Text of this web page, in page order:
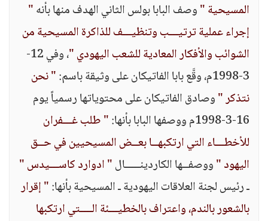
المسيحية "وصف البابا بولس الثاني الهدف منها بأنه"
إجراء عملية ترتيـــب وتنظيـــف للذاكرة المسيحية من
الشوائب والأفكار المعادية للشعب اليهودي "
، وفي 12-
3-1998م، وقَّع بابا الفاتيكان على وثيقة باسم:
" نحن
نتذكر "وصادق الفاتيكان على محتوياتها رسمياً يوم
16-3-1998م ووصفها البابا بأنها:
" طلب غـــفران
للأخطـــاء التي ارتكبهــا بعــض المسيحيين في حــق
اليهود "ووصفــها الكاردينـــــال" ادوارد كاســـيدس "
ـ رئيس لجنة العلاقات اليهودية ـ المسيحية بأنها:" إقرار
بالشعور بالندم، واعتراف بالخطيـــئة الــــتي ارتكبها